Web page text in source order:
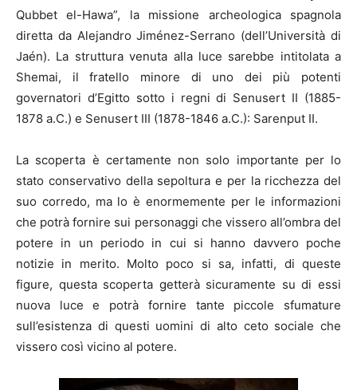
Qubbet el-Hawa”, la missione archeologica spagnola
diretta da Alejandro Jiménez-Serrano (dell’Università di
Jaén). La struttura venuta alla luce sarebbe intitolata a
Shemai, il fratello minore di uno dei più potenti
governatori d’Egitto sotto i regni di Senusert II (1885-
1878 a.C.) e Senusert III (1878-1846 a.C.): Sarenput II.
La scoperta è certamente non solo importante per lo
stato conservativo della sepoltura e per la ricchezza del
suo corredo, ma lo è enormemente per le informazioni
che potrà fornire sui personaggi che vissero all’ombra del
potere in un periodo in cui si hanno davvero poche
notizie in merito. Molto poco si sa, infatti, di queste
figure, questa scoperta getterà sicuramente su di essi
nuova luce e potrà fornire tante piccole sfumature
sull’esistenza di questi uomini di alto ceto sociale che
vissero così vicino al potere.